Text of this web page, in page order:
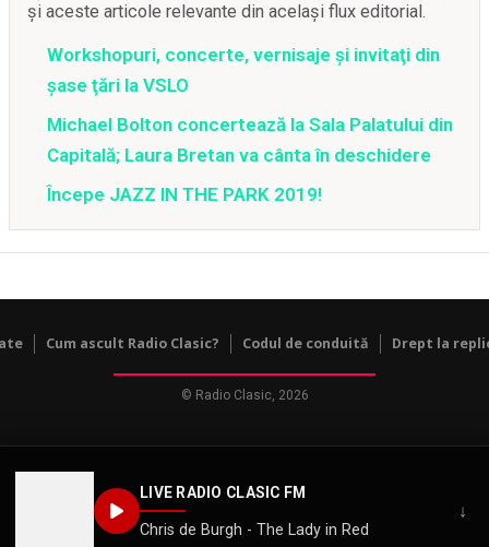
LIVE RADIO CLASIC FM
Chris de Burgh - The Lady in Red
↓
și aceste articole relevante din același flux editorial.
Workshopuri, concerte, vernisaje şi invitaţi din
şase ţări la VSLO
Michael Bolton concertează la Sala Palatului din
Capitală; Laura Bretan va cânta în deschidere
Începe JAZZ IN THE PARK 2019!
Cum ascult Radio Clasic? Codul de conduită Drept la
© Radio Clasic, 2026